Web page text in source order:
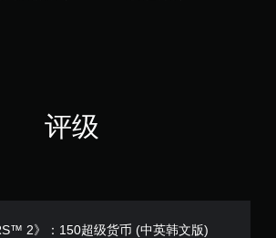
评级
2》：150超级货币 (中英韩文版)